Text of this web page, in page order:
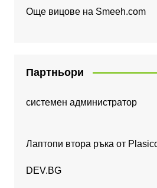
Още вицове на Smeeh.com
Партньори
системен администратор
Лаптопи втора ръка от
DEV.BG